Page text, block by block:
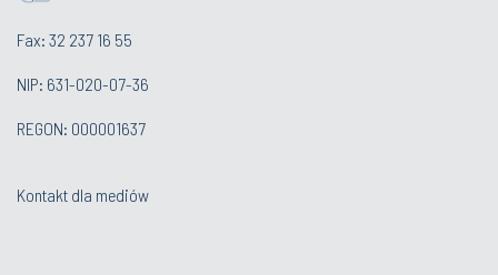
Fax: 32 237 16 55
NIP: 631-020-07-36
REGON: 000001637
Kontakt dla mediów